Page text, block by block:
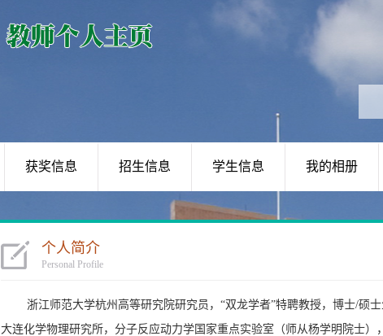
获奖信息 招生信息 学生信息 我的相册
个人简介
Personal Profile
浙江师范大学杭州高等研究院研究员，“双龙学者”特聘教授，博士/硕士
大连化学物理研究所，分子反应动力学国家重点实验室（师从杨学明院士）